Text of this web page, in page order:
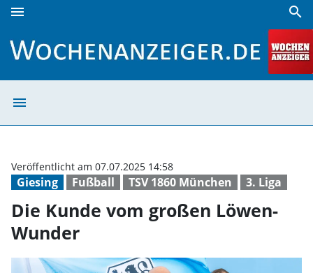
menu search
menu
Giesing Fußball TSV 1860 München 3. Liga
Veröffentlicht am 07.07.2025 14:58
Die Kunde vom großen Löwen-
Wunder